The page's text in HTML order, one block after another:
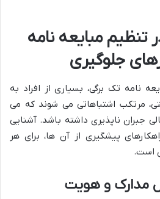
تنظیم مبایعه نامه
جلوگیری
نامه تک برگی، بسیاری از افراد به
مرتکب اشتباهاتی می شوند که می
جبران ناپذیری داشته باشد. آشنایی
پیشگیری از آن ها، برای هر
است.